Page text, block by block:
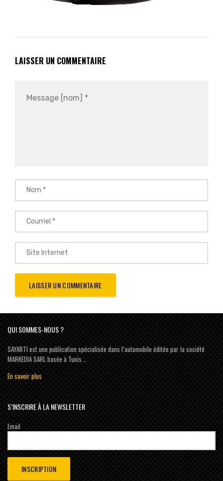
LAISSER UN COMMENTAIRE
QUI SOMMES-NOUS ?
SAYARTI est une publication spécialisée dans l’automobile éditée par la société
MARKEDIA SARL basée à Tunis …
En savoir plus
S’INSCRIRE À LA NEWSLETTER
Email